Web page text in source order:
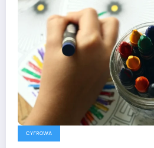
CYFROWA